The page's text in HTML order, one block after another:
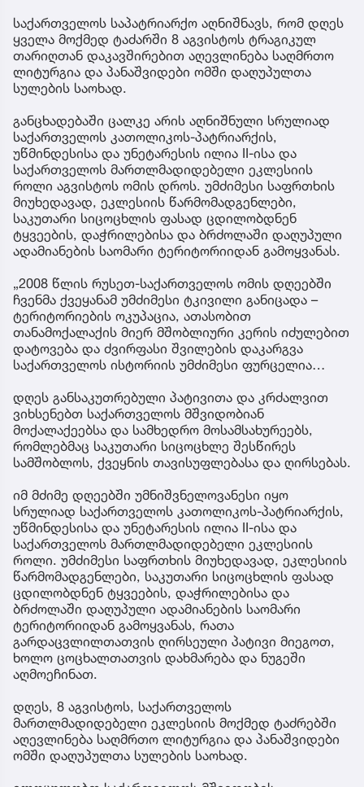
საქართველოს საპატრიარქო აღნიშნავს, რომ დღეს
ყველა მოქმედ ტაძარში 8 აგვისტოს ტრაგიკულ
თარიღთან დაკავშირებით აღევლინება საღმრთო
ლიტურგია და პანაშვიდები ომში დაღუპულთა
სულების საოხად.
განცხადებაში ცალკე არის აღნიშნული სრულიად
საქართველოს კათოლიკოს-პატრიარქის,
უწმინდესისა და უნეტარესის ილია II-ისა და
საქართველოს მართლმადიდებელი ეკლესიის
როლი აგვისტოს ომის დროს. უმძიმესი საფრთხის
მიუხედავად, ეკლესიის წარმომადგენლები,
საკუთარი სიცოცხლის ფასად ცდილობდნენ
ტყვეების, დაჭრილებისა და ბრძოლაში დაღუპული
ადამიანების საომარი ტერიტორიიდან გამოყვანას.
„2008 წლის რუსეთ-საქართველოს ომის დღეებში
ჩვენმა ქვეყანამ უმძიმესი ტკივილი განიცადა –
ტერიტორიების ოკუპაცია, ათასობით
თანამოქალაქის მიერ მშობლიური კერის იძულებით
დატოვება და ძვირფასი შვილების დაკარგვა
საქართველოს ისტორიის უმძიმესი ფურცელია…
დღეს განსაკუთრებული პატივითა და კრძალვით
ვიხსენებთ საქართველოს მშვიდობიან
მოქალაქეებსა და სამხედრო მოსამსახურეებს,
რომლებმაც საკუთარი სიცოცხლე შესწირეს
სამშობლოს, ქვეყნის თავისუფლებასა და ღირსებას.
იმ მძიმე დღეებში უმნიშვნელოვანესი იყო
სრულიად საქართველოს კათოლიკოს-პატრიარქის,
უწმინდესისა და უნეტარესის ილია II-ისა და
საქართველოს მართლმადიდებელი ეკლესიის
როლი. უმძიმესი საფრთხის მიუხედავად, ეკლესიის
წარმომადგენლები, საკუთარი სიცოცხლის ფასად
ცდილობდნენ ტყვეების, დაჭრილებისა და
ბრძოლაში დაღუპული ადამიანების საომარი
ტერიტორიიდან გამოყვანას, რათა
გარდაცვლილთათვის ღირსეული პატივი მიეგოთ,
ხოლო ცოცხალთათვის დახმარება და ნუგეში
აღმოეჩინათ.
დღეს, 8 აგვისტოს, საქართველოს
მართლმადიდებელი ეკლესიის მოქმედ ტაძრებში
აღევლინება საღმრთო ლიტურგია და პანაშვიდები
ომში დაღუპულთა სულების საოხად.